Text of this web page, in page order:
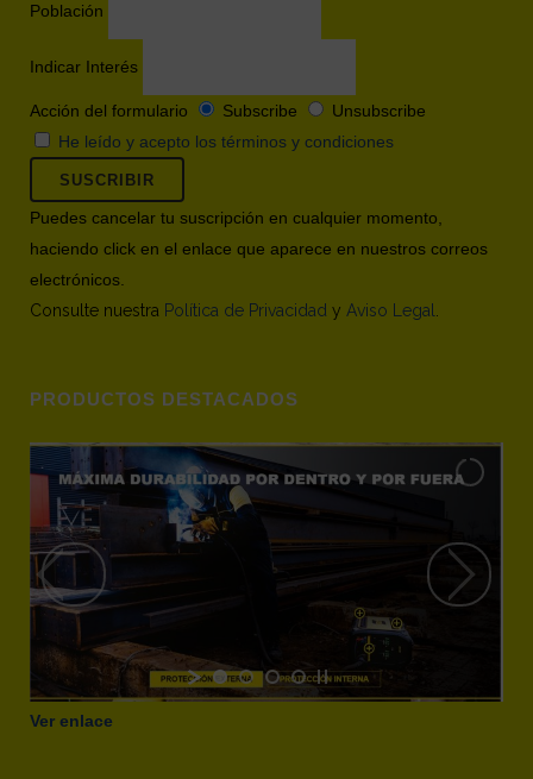
Población
Indicar Interés
Acción del formulario Subscribe
Unsubscribe
He leído y acepto los términos y condiciones
Puedes cancelar tu suscripción en cualquier momento,
haciendo click en el enlace que aparece en nuestros correos
electrónicos.
Consulte nuestra Política de Privacidad y Aviso Legal
PRODUCTOS DESTACADOS
Ver enlace